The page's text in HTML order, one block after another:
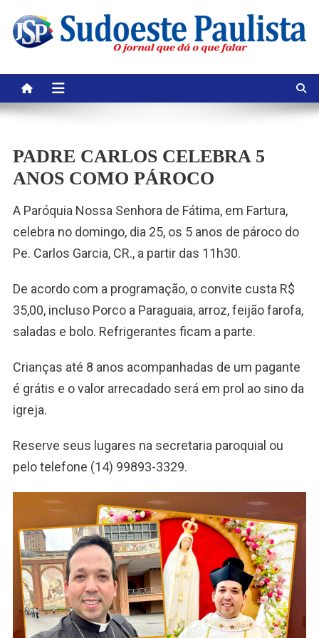
content
PADRE CARLOS CELEBRA 5
ANOS COMO PÁROCO
A Paróquia Nossa Senhora de Fátima, em Fartura,
celebra no domingo, dia 25, os 5 anos de pároco do
Pe. Carlos Garcia, CR., a partir das 11h30.
De acordo com a programação, o convite custa R$
35,00, incluso Porco a Paraguaia, arroz, feijão farofa,
saladas e bolo. Refrigerantes ficam a parte.
Crianças até 8 anos acompanhadas de um pagante
é grátis e o valor arrecadado será em prol ao sino da
igreja.
Reserve seus lugares na secretaria paroquial ou
pelo telefone (14) 99893-3329.